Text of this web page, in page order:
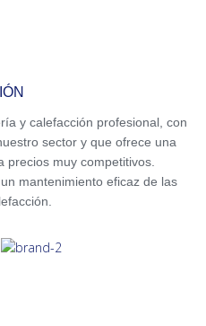
y calefacción profesional, con
sector y que ofrece una
precios muy competitivos.
mantenimiento eficaz de las